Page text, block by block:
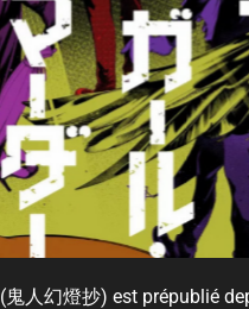
(鬼人幻燈抄) est prépublié